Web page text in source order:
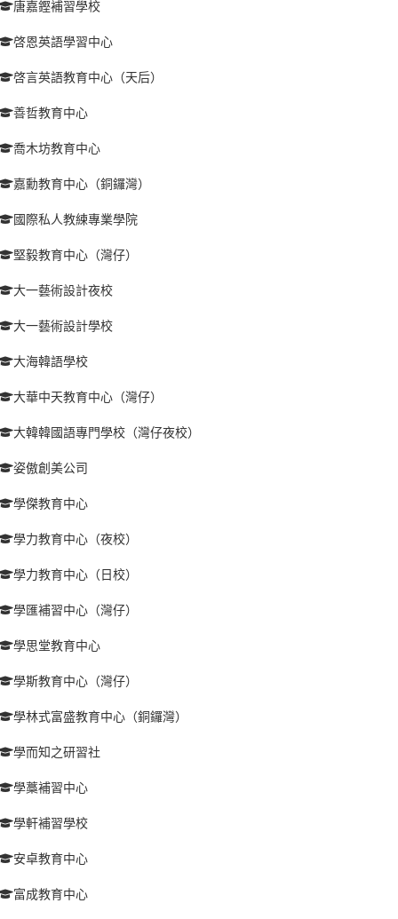
唐嘉鏗補習學校
啓恩英語學習中心
啓言英語教育中心（天后）
善哲教育中心
喬木坊教育中心
嘉勳教育中心（銅鑼灣）
國際私人教練專業學院
堅毅教育中心（灣仔）
大一藝術設計夜校
大一藝術設計學校
大海韓語學校
大華中天教育中心（灣仔）
大韓韓國語專門學校（灣仔夜校）
姿傲創美公司
學傑教育中心
學力教育中心（夜校）
學力教育中心（日校）
學匯補習中心（灣仔）
學思堂教育中心
學斯教育中心（灣仔）
學林式富盛教育中心（銅鑼灣）
學而知之研習社
學藁補習中心
學軒補習學校
安卓教育中心
富成教育中心